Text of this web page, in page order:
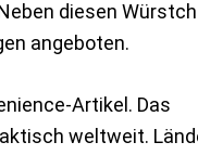
diesen
angeboten.
Artikel. Das
weltweit.